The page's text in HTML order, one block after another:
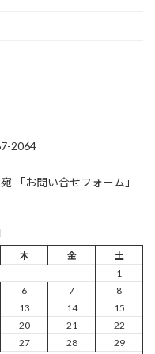
2064
「お問い合せフォーム」
木 金
土
1
6 7
8
13 14
15
20 21
22
27 28 29